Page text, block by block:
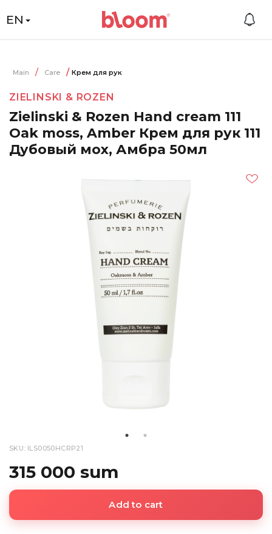
EN
Main Care Крем для рук
ZIELINSKI & ROZEN
Zielinski & Rozen Hand cream 111
Oak moss, Amber Крем для рук 111
Дубовый мох, Амбра 50мл
SKU: ILS0050HCRP21
315 000 sum
Add to cart